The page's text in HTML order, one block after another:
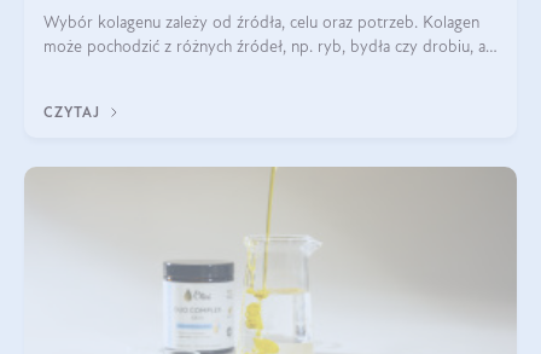
Wybór kolagenu zależy od źródła, celu oraz potrzeb. Kolagen
może pochodzić z różnych źródeł, np. ryb, bydła czy drobiu, a
bydlęcy.
CZYTAJ